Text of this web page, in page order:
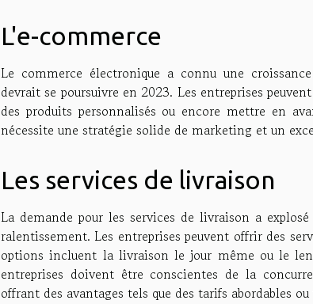
L'e-commerce
Le commerce électronique a connu une
devrait se poursuivre en 2023. Les entreprises
des produits personnalisés ou encore mettre en
nécessite une stratégie solide de marketing et un
Les services de livraison
La demande pour les services de livraison a
ralentissement. Les entreprises peuvent offrir des
options incluent la livraison le jour même ou le
entreprises doivent être conscientes de la
offrant des avantages tels que des tarifs abordables